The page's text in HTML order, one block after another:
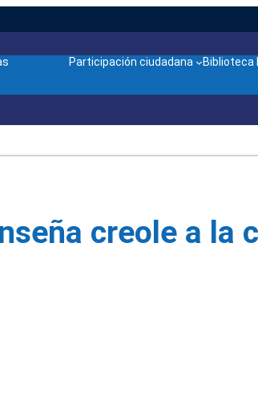
Participación ciudadana
Biblioteca
creole a la